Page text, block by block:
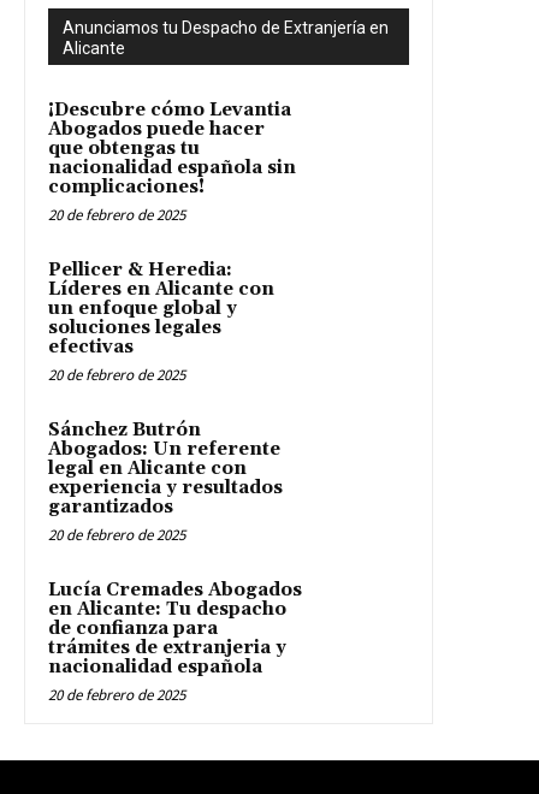
Anunciamos tu Despacho de Extranjería en
Alicante
¡Descubre cómo Levantia
Abogados puede hacer
que obtengas tu
nacionalidad española sin
complicaciones!
20 de febrero de 2025
Pellicer & Heredia:
Líderes en Alicante con
un enfoque global y
soluciones legales
efectivas
20 de febrero de 2025
Sánchez Butrón
Abogados: Un referente
legal en Alicante con
experiencia y resultados
garantizados
20 de febrero de 2025
Lucía Cremades Abogados
en Alicante: Tu despacho
de confianza para
trámites de extranjeria y
nacionalidad española
20 de febrero de 2025